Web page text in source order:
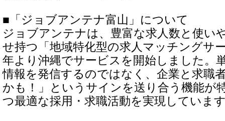
■「ジョブアンテナ富山」について
ジョブアンテナは、豊富な求人数と使い
せ持つ「地域特化型の求人マッチングサ
年より沖縄でサービスを開始しました。
情報を発信するのではなく、企業と求職
かも！」というサインを送り合う機能が
つ最適な採用・求職活動を実現していま